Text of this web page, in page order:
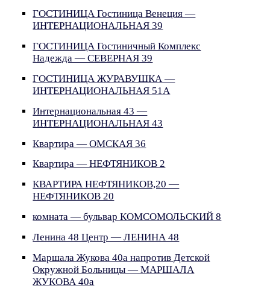
ГОСТИНИЦА Гостиница Венеция —
ИНТЕРНАЦИОНАЛЬНАЯ 39
ГОСТИНИЦА Гостиничный Комплекс
Надежда — СЕВЕРНАЯ 39
ГОСТИНИЦА ЖУРАВУШКА —
ИНТЕРНАЦИОНАЛЬНАЯ 51А
Интернациональная 43 —
ИНТЕРНАЦИОНАЛЬНАЯ 43
Квартира — ОМСКАЯ 36
Квартира — НЕФТЯНИКОВ 2
КВАРТИРА НЕФТЯНИКОВ,20 —
НЕФТЯНИКОВ 20
комната — бульвар КОМСОМОЛЬСКИЙ 8
Ленина 48 Центр — ЛЕНИНА 48
Маршала Жукова 40а напротив Детской
Окружной Больницы — МАРШАЛА
ЖУКОВА 40а